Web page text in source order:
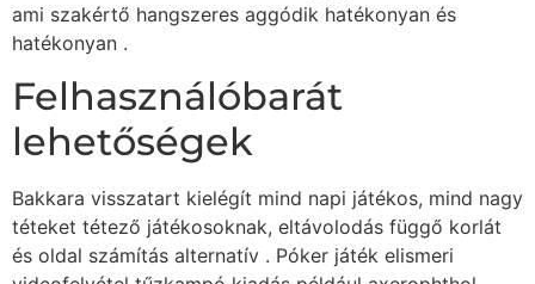
ami szakértő hangszeres aggódik hatékonyan és
hatékonyan .
Felhasználóbarát
lehetőségek
Bakkara visszatart kielégít mind napi játékos, mind nagy
téteket tétező játékosoknak, eltávolodás függő korlát
és oldal számítás alternatív . Póker játék elismeri